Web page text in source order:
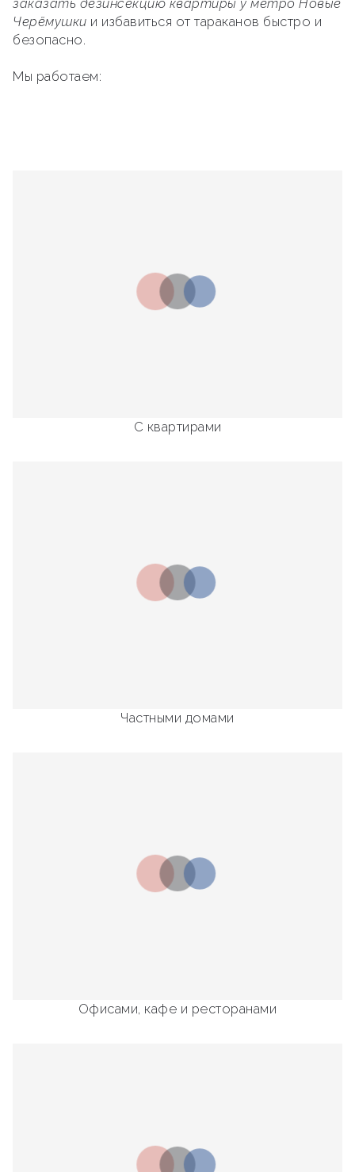
заказать дезинсекцию квартиры у метро Новые
Черёмушки и избавиться от тараканов быстро и
безопасно.
Мы работаем:
С квартирами
Частными домами
Офисами, кафе и ресторанами